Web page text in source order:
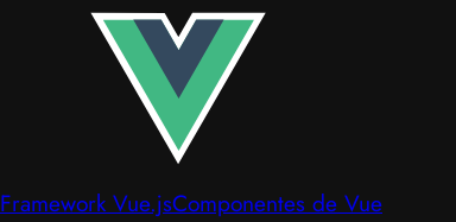
Framework Vue.jsComponentes de Vue